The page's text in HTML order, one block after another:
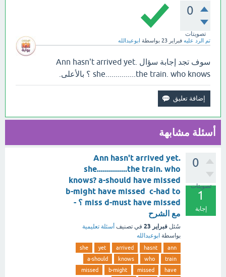
0
تصويتات
تم الرد عليه فبراير 23 بواسطة ابوعبدالله
سوف تجد إجابة سؤال Ann hasn't arrived yet.
she...............the train. who knows ؟ بالأعلى.
أسئلة مشابهة
0
تصويتات
1
إجابة
Ann hasn't arrived yet.
she...............the train. who
knows? a-should have missed
b-might have missed c-had to
miss d-must have missed ؟ -
مع الشرح
سُئل فبراير 23 في تصنيف أسئلة تعليمية
بواسطة ابوعبدالله
ann
hasnt
arrived
yet
she
train
who
knows
a-should
have
missed
b-might
missed